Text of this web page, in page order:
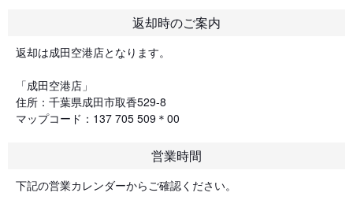
返却時のご案内
返却は成田空港店となります。
「成田空港店」
住所：千葉県成田市取香529-8
マップコード：137 705 509＊00
営業時間
下記の営業カレンダーからご確認ください。